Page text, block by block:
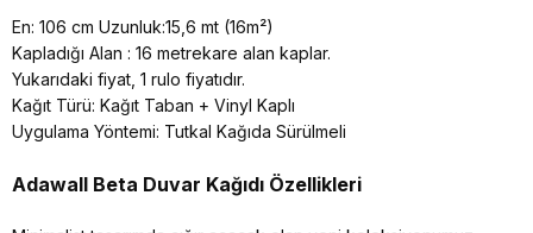
En: 106 cm Uzunluk:15,6 mt (16m²)
Kapladığı Alan : 16 metrekare alan kaplar.
Yukarıdaki fiyat, 1 rulo fiyatıdır.
Kağıt Türü: Kağıt Taban + Vinyl Kaplı
Uygulama Yöntemi: Tutkal Kağıda Sürülmeli
Adawall Beta Duvar Kağıdı Özellikleri